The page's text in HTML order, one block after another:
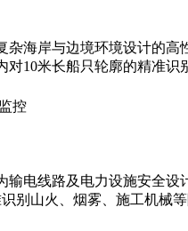
杂海岸与边境环境设计的
对10米长船只轮廓的精准
控
输电线路及电力设施安全
别山火、烟雾、施工机械